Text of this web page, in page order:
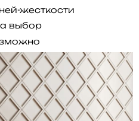
жесткости
выбор